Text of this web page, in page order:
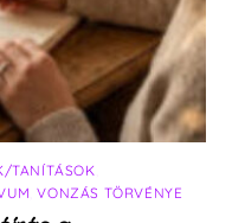
TANÍTÁSOK
,VONZÁS TÖRVÉNYE